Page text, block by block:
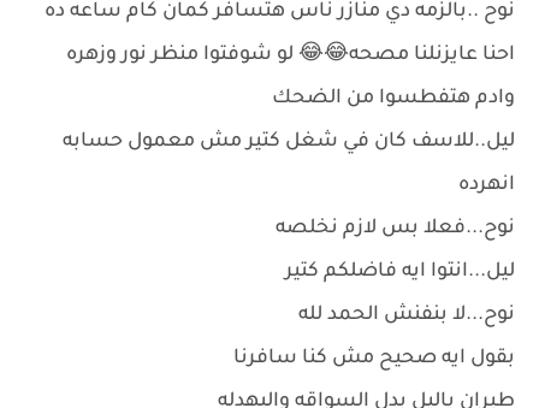
نوح ..بالزمه دي منازر ناس هتسافر كمان كام ساعه ده
احنا عايزنلنا مصحه😂😂 لو شوفتوا منظر نور وزهره
وادم هتفطسوا من الضحك
ليل..للاسف كان في شغل كتير مش معمول حسابه
انهرده
نوح...فعلا بس لازم نخلصه
ليل...انتوا ايه فاضلكم كتير
نوح...لا بنفنش الحمد لله
بقول ايه صحيح مش كنا سافرنا
طيران ياليل بدل السواقه والبهدله